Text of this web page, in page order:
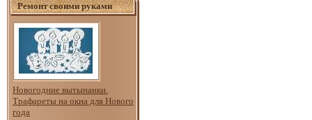
Ремонт своими руками
Новогодние вытынанки.
Трафареты на окна для Нового
года